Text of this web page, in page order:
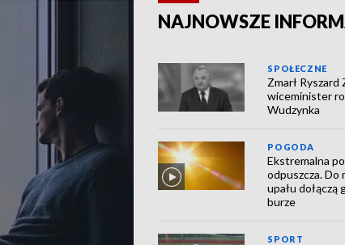
NAJNOWSZE
SPOŁECZNE
Zmarł Ryszard
wiceminister
Wudzynka
POGODA
Ekstremalna
odpuszcza. Do
upału dołączą
burze
SPORT